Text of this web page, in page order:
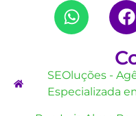
SEOluções -
Especializada